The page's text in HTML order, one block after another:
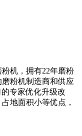
机，拥有22年磨粉
粉机制造商和供应
专家优化升级改
地面积小等优点，